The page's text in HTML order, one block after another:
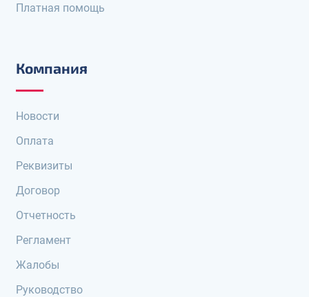
Платная помощь
Компания
Новости
Оплата
Реквизиты
Договор
Отчетность
Регламент
Жалобы
Руководство